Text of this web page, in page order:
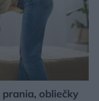
obliečky